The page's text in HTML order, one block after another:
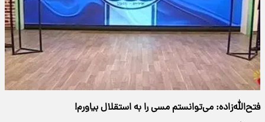
فتح‌الله‌زاده: می‌توانستم مسی را به استقلال بیاورم!